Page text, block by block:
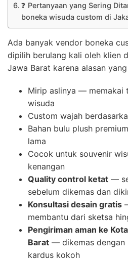
❓ Pertanyaan yang Sering
boneka wisuda custom di
Ada banyak vendor boneka
dipilih berulang kali oleh klien
Jawa Barat karena alasan
Mirip aslinya — memakai
wisuda
Custom wajah
Bahan bulu plush
lama
Cocok untuk souvenir
kenangan
Quality control ketat —
sebelum dikemas dan
Konsultasi desain gratis
membantu dari sketsa
Pengiriman aman ke
Barat — dikemas dengan
kardus kokoh